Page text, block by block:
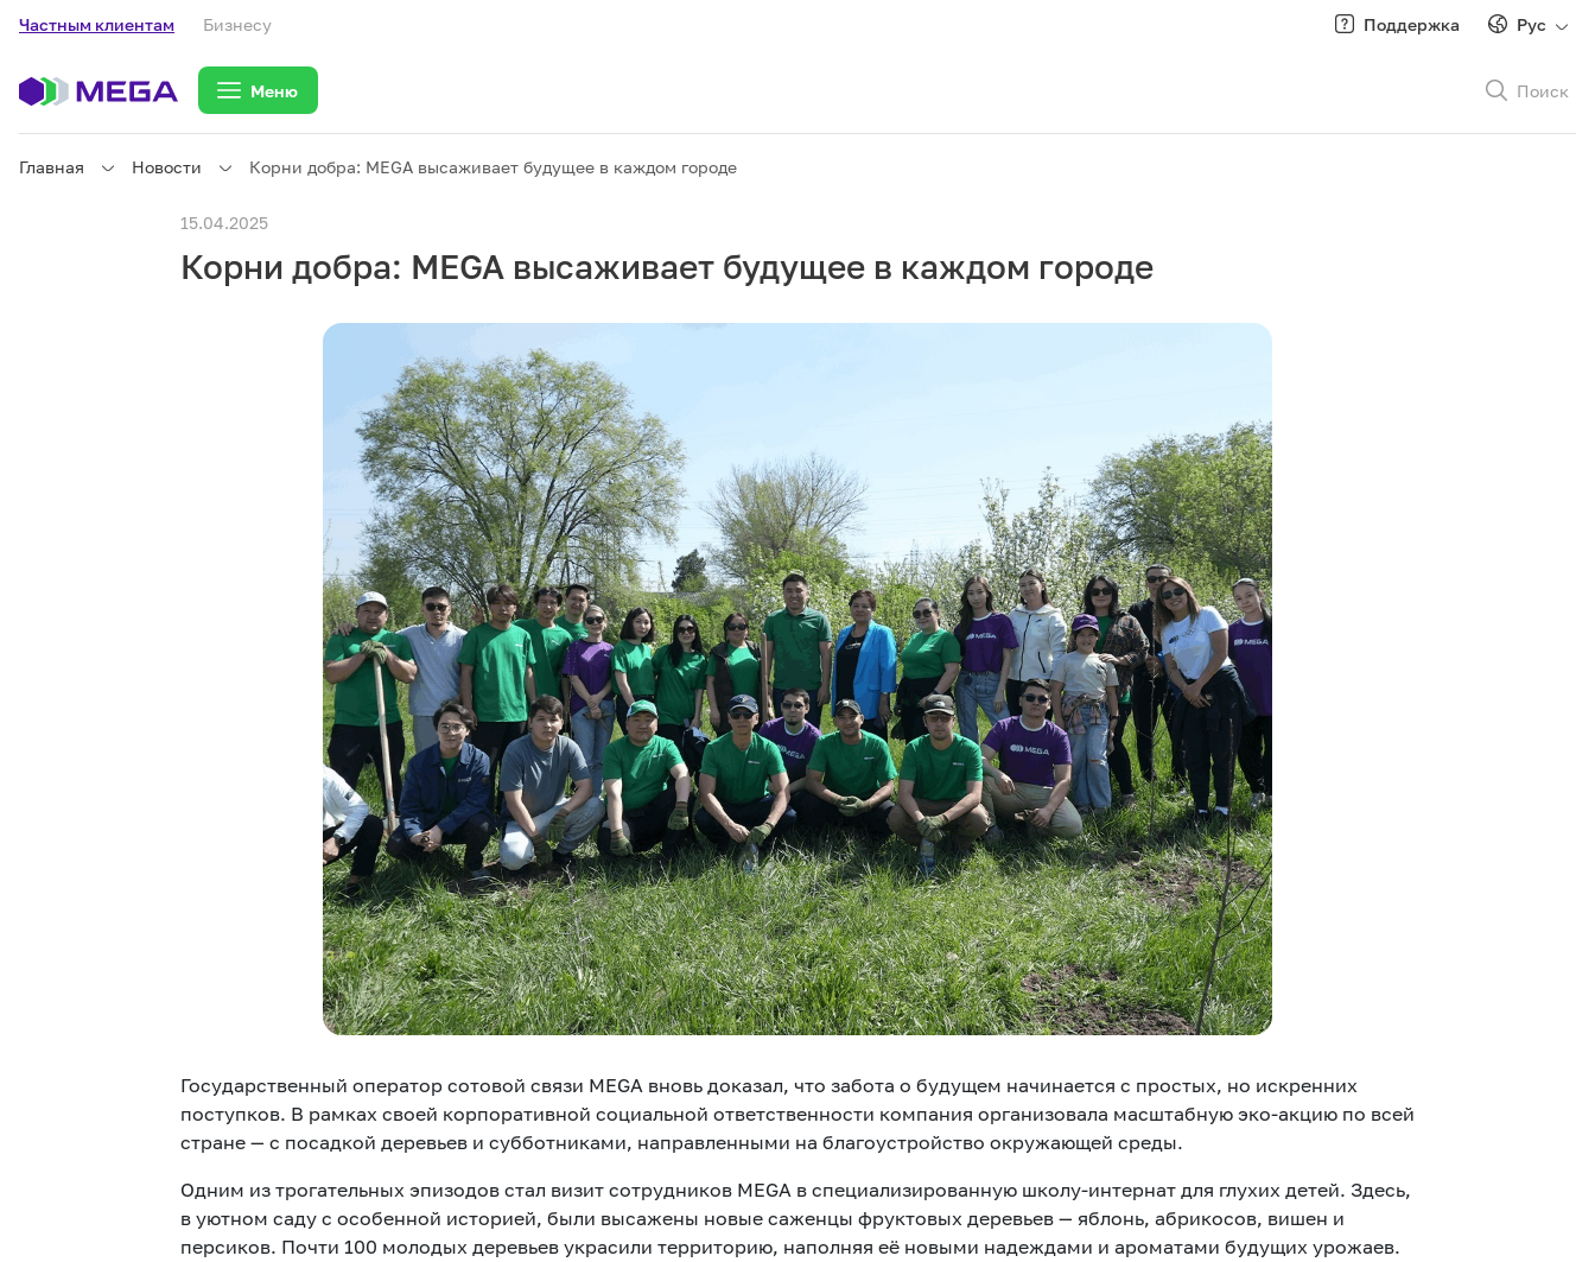
Частным клиентам Бизнесу Поддержка Рус
Меню Поиск
Частным клиентам
Частным клиентам
Акции
M2M
Развлечения Соц.сети
Подбор номера Доставка SIM
Новости Работа в MEGA
Карта офисов и покрытие MegaPay
Главная Новости Корни добра: MEGA высаживает будущее в каждом городе
15.04.2025
Корни добра: MEGA высаживает будущее в каждом городе
Государственный оператор сотовой связи MEGA вновь доказал, что забота о будущем начинается с простых, но искренних
поступков. В рамках своей корпоративной социальной ответственности компания организовала масштабную эко-акцию по всей
стране — с посадкой деревьев и субботниками, направленными на благоустройство окружающей среды.
Одним из трогательных эпизодов стал визит сотрудников MEGA в специализированную школу-интернат для глухих детей. Здесь,
в уютном саду с особенной историей, были высажены новые саженцы фруктовых деревьев — яблонь, абрикосов, вишен и
персиков. Почти 100 молодых деревьев украсили территорию, наполняя её новыми надеждами и ароматами будущих урожаев.